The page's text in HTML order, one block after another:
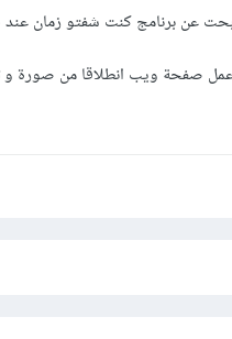
عن برنامج كنت شفتو زمان
عمل صفحة ويب انطلاقا من صورة